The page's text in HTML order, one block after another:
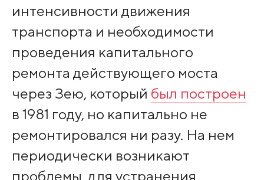
интенсивности движения
транспорта и необходимости
проведения капитального
ремонта действующего моста
через Зею, который был построен
в 1981 году, но капитально не
ремонтировался ни разу. На нем
периодически возникают
проблемы, для устранения